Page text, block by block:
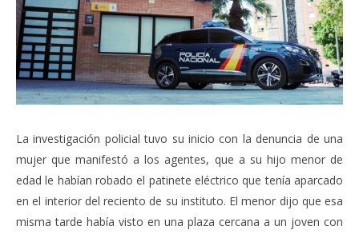
La investigación policial tuvo su inicio con la denuncia de una
mujer que manifestó a los agentes, que a su hijo menor de
edad le habían robado el patinete eléctrico que tenía aparcado
en el interior del reciento de su instituto. El menor dijo que esa
misma tarde había visto en una plaza cercana a un joven con